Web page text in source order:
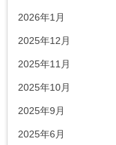
2026年1月
2025年12月
2025年11月
2025年10月
2025年9月
2025年6月